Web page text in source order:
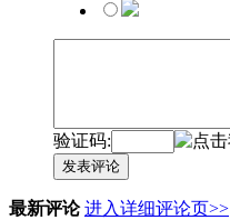
验证码:
发表评论
最新评论 进入详细评论页>>